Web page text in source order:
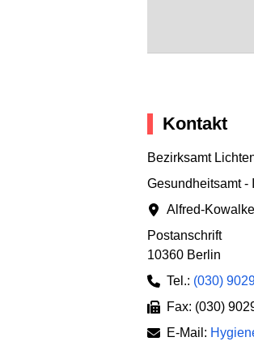
Kontakt
Bezirksamt
Gesundheitsamt -
Alfred-
Postanschrift
10360 Berlin
Tel.: (030)
Fax: (030)
E-Mail: